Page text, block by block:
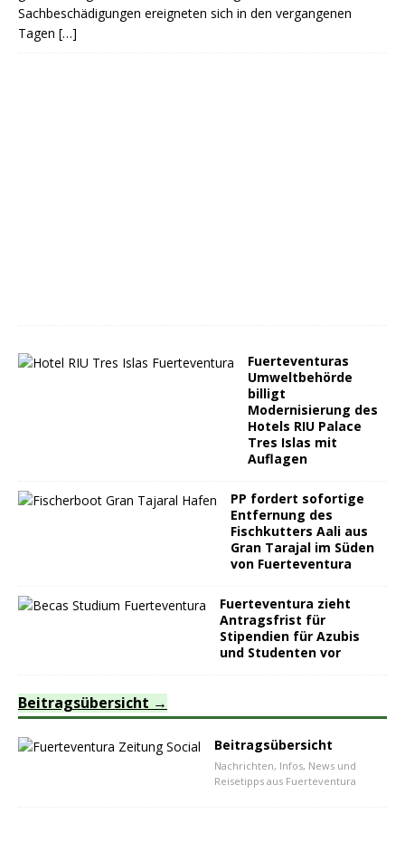
Sachbeschädigungen ereigneten sich in den vergangenen
Tagen […]
Fuerteventuras
Umweltbehörde
billigt
Modernisierung des
Hotels RIU Palace
Tres Islas mit
Auflagen
PP fordert sofortige
Entfernung des
Fischkutters Aali aus
Gran Tarajal im Süden
von Fuerteventura
Fuerteventura zieht
Antragsfrist für
Stipendien für Azubis
und Studenten vor
Beitragsübersicht
Beitragsübersicht
Nachrichten, Infos, News und
Reisetipps aus Fuerteventura